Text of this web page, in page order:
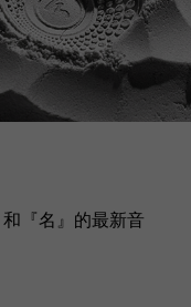
『名』的最新音